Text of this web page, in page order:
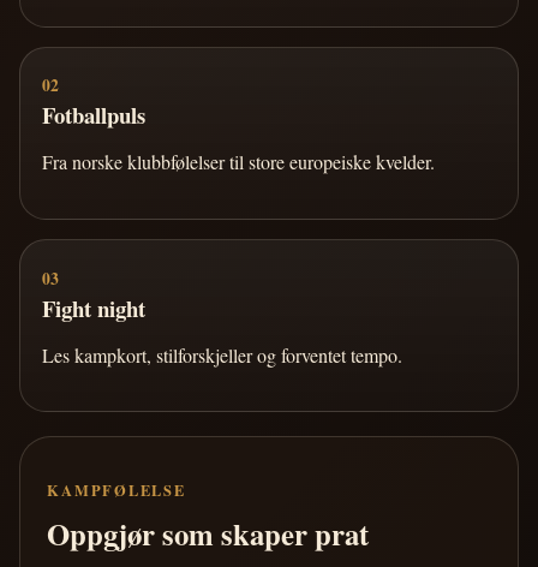
02
Fotballpuls
Fra norske klubbfølelser til store europeiske kvelder.
03
Fight night
Les kampkort, stilforskjeller og forventet tempo.
KAMPFØLELSE
Oppgjør som skaper prat